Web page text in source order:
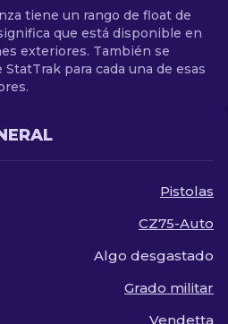
tiene un rango de float de
que está disponible en
exteriores. También se
para cada una de esas
Pistolas
CZ75-Auto
Algo desgastado
Grado militar
Vendetta